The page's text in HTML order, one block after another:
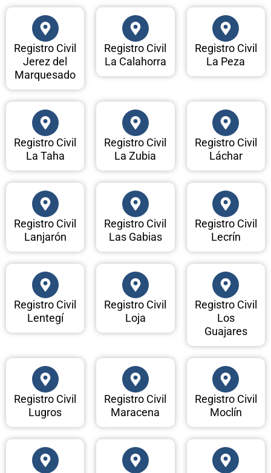
Registro Civil
Jerez del
Marquesado
Registro Civil
La Calahorra
Registro Civil
La Peza
Registro Civil
La Taha
Registro Civil
La Zubia
Registro Civil
Láchar
Registro Civil
Lanjarón
Registro Civil
Las Gabias
Registro Civil
Lecrín
Registro Civil
Lentegí
Registro Civil
Loja
Registro Civil
Los
Guajares
Registro Civil
Lugros
Registro Civil
Maracena
Registro Civil
Moclín